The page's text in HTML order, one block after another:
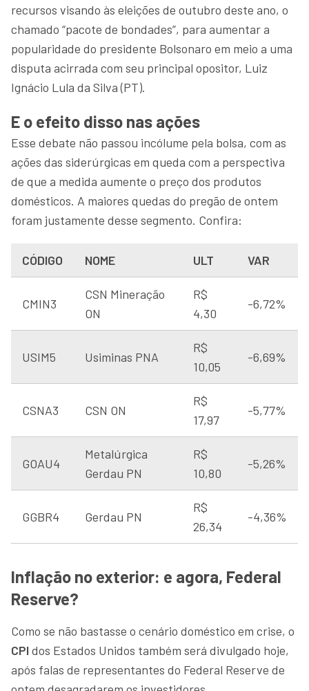
recursos visando às eleições de outubro deste ano, o
chamado “pacote de bondades”, para aumentar a
popularidade do presidente Bolsonaro em meio a uma
disputa acirrada com seu principal opositor, Luiz
Ignácio Lula da Silva (PT).
E o efeito disso nas ações
Esse debate não passou incólume pela bolsa, com as
ações das siderúrgicas em queda com a perspectiva
de que a medida aumente o preço dos produtos
domésticos. A maiores quedas do pregão de ontem
foram justamente desse segmento. Confira:
CÓDIGO NOME ULT VAR
CMIN3
CSN Mineração
ON
R$
4,30
-6,72%
USIM5 Usiminas PNA
R$
10,05
-6,69%
CSNA3 CSN ON
R$
17,97
-5,77%
GOAU4
Metalúrgica
Gerdau PN
R$
10,80
-5,26%
GGBR4 Gerdau PN
R$
26,34
-4,36%
Inflação no exterior: e agora, Federal
Reserve?
Como se não bastasse o cenário doméstico em crise, o
CPI dos Estados Unidos também será divulgado hoje,
após falas de representantes do Federal Reserve de